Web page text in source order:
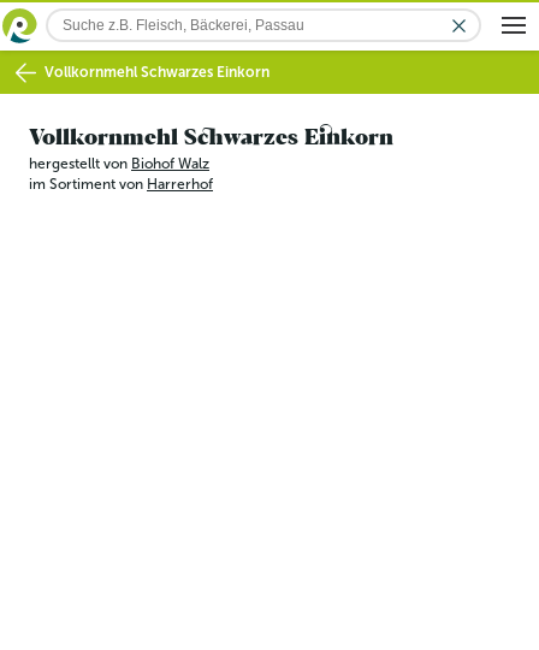
Vollkornmehl Schwarzes Einkorn
Vollkornmehl Schwarzes Einkorn
hergestellt von Biohof Walz
im Sortiment von Harrerhof